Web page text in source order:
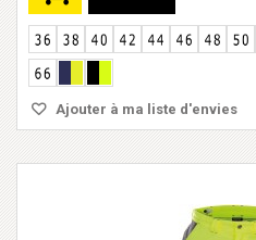
Ajouter à ma liste d'envies